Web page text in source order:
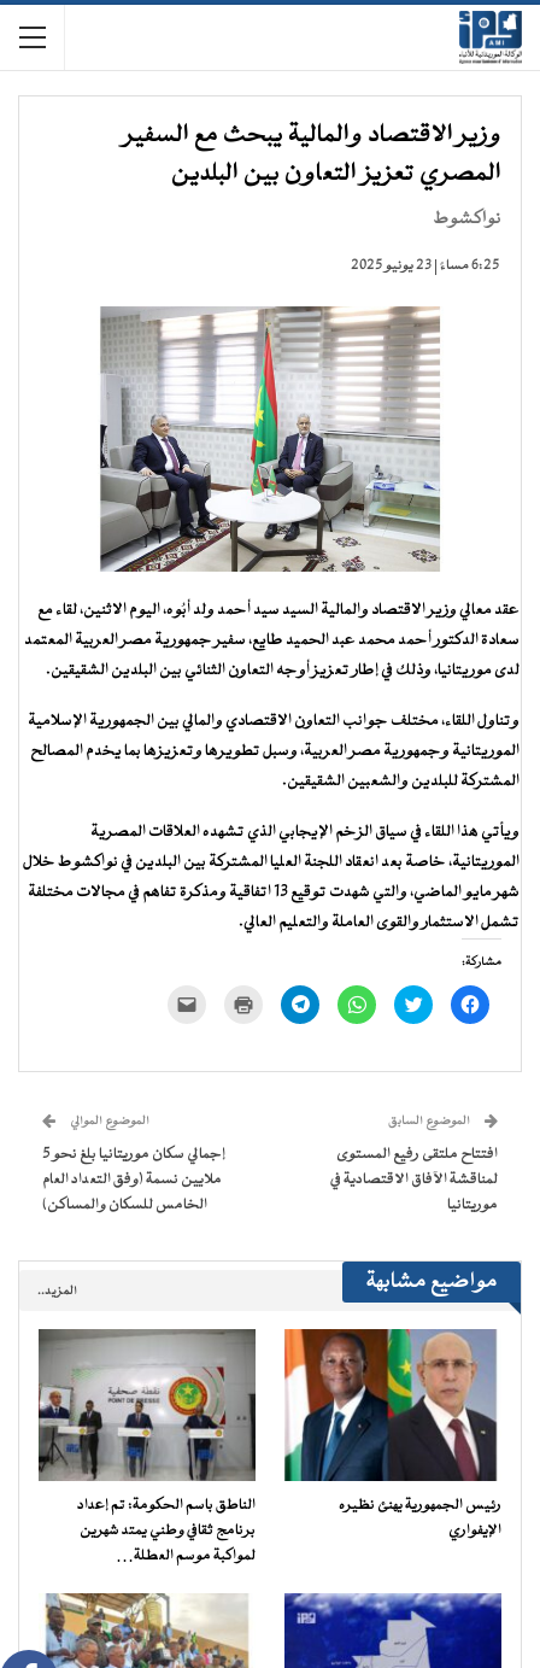
وزير الاقتصاد والمالية يبحث مع السفير
المصري تعزيز التعاون بين البلدين
نواكشوط
6:25 مساءً | 23 يونيو 2025
عقد معالي وزير الاقتصاد والمالية السيد سيد أحمد ولد أبُوه، اليوم الاثنين، لقاء مع
سعادة الدكتور أحمد محمد عبد الحميد طايع، سفير جمهورية مصر العربية المعتمد
لدى موريتانيا، وذلك في إطار تعزيز أوجه التعاون الثنائي بين البلدين الشقيقين.
وتناول اللقاء، مختلف جوانب التعاون الاقتصادي والمالي بين الجمهورية الإسلامية
الموريتانية وجمهورية مصر العربية، وسبل تطويرها وتعزيزها بما يخدم المصالح
المشتركة للبلدين والشعبين الشقيقين.
ويأتي هذا اللقاء في سياق الزخم الإيجابي الذي تشهده العلاقات المصرية
الموريتانية، خاصة بعد انعقاد اللجنة العليا المشتركة بين البلدين في نواكشوط خلال
شهر مايو الماضي، والتي شهدت توقيع 13 اتفاقية ومذكرة تفاهم في مجالات مختلفة
تشمل الاستثمار والقوى العاملة والتعليم العالي.
مشاركة:
انقر
للمشاركة
في
اضغط
للمشاركة
في
انقر
للمشاركة
في
انقر
للمشاركة
في
للطباعة
جديدة) الإلكتروني
نافذة
جديدة)
الموضوع السابق
افتتاح ملتقى رفيع المستوى
لمناقشة الآفاق الاقتصادية في
موريتانيا
الموضوع الموالي
إجمالي سكان موريتانيا بلغ نحو 5
ملايين نسمة (وفق التعداد العام
الخامس للسكان والمساكن)
مواضيع مشابهة المزيد..
رئيس الجمهورية يهنئ نظيره
الإيفواري
الناطق باسم الحكومة: تم إعداد
برنامج ثقافي وطني يمتد شهرين
لمواكبة موسم العطلة…